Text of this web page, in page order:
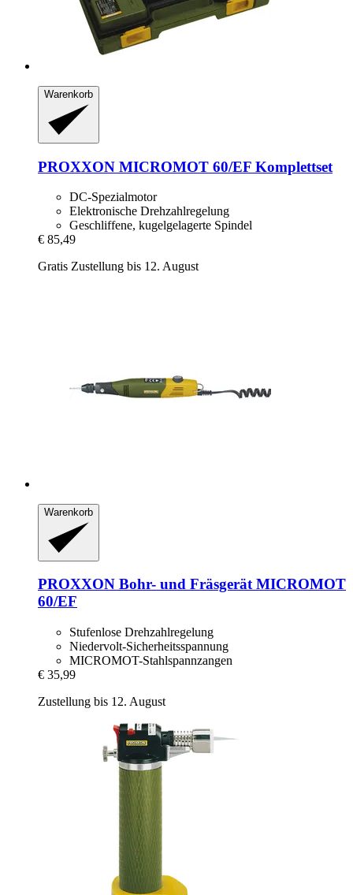
Warenkorb
PROXXON MICROMOT 60/EF Komplettset
DC-Spezialmotor
Elektronische Drehzahlregelung
Geschliffene, kugelgelagerte Spindel
€ 85,49
Gratis Zustellung bis 12. August
Warenkorb
PROXXON Bohr-​ und Fräsgerät MICROMOT
60/EF
Stufenlose Drehzahlregelung
Niedervolt-Sicherheitsspannung
MICROMOT-Stahlspannzangen
€ 35,99
Zustellung bis 12. August